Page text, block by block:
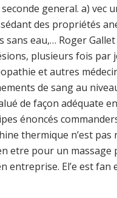
general. a) vec
des propriétés
eau,… Roger Gallet
plusieurs fois par
et autres
de sang au
de façon adéquate
énoncés
thermique n’est pas
etre pour un massage
El’e est fan